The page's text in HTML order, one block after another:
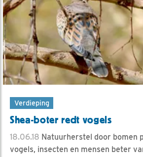
Verdieping
Shea-boter redt vogels
18.06.18 Natuurherstel door bomen
vogels, insecten en mensen beter